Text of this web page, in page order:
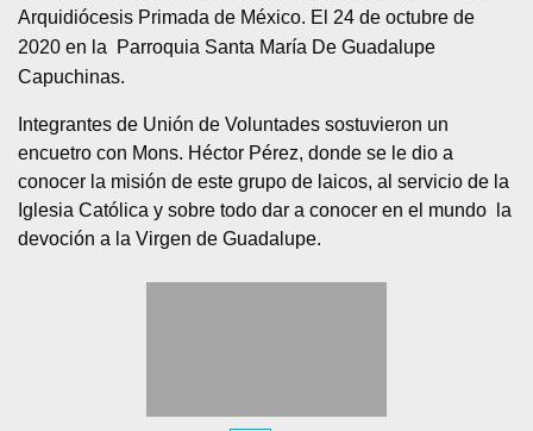
Arquidiócesis Primada de México. El 24 de octubre de
2020 en la Parroquia Santa María De Guadalupe
Capuchinas.
Integrantes de Unión de Voluntades sostuvieron un
encuetro con Mons. Héctor Pérez, donde se le dio a
conocer la misión de este grupo de laicos, al servicio de la
Iglesia Católica y sobre todo dar a conocer en el mundo la
devoción a la Virgen de Guadalupe.